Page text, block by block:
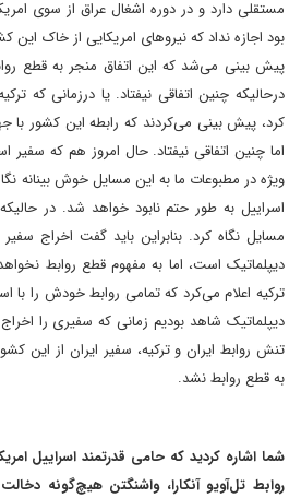
مستقلی دارد و در دوره اشغال عراق از سوی
بود اجازه نداد که نیروهای امریکایی از خاک این
پیش بینی می‌شد که این اتفاق منجر به قطع
درحالیکه چنین اتفاقی نیفتاد. یا درزمانی که
کرد، پیش بینی می‌کردند که رابطه این کشور با
اما چنین اتفاقی نیفتاد. حال امروز هم که سفیر
ویژه در مطبوعات ما به این مسایل خوش بینانه
اسراییل به طور حتم نابود خواهد شد. در
مسایل نگاه کرد. بنابراین باید گفت اخراج
دیپلماتیک است، اما به مفهوم قطع روابط
ترکیه اعلام می‌کرد که تمامی روابط خودش را با
دیپلماتیک شاهد بودیم زمانی که سفیری را
تنش روابط ایران و ترکیه، سفیر ایران از این
به قطع روابط نشد.
شما اشاره کردید که حامی قدرتمند اسراییل
روابط تل‌آویو آنکارا، واشنگتن هیچ‌گونه